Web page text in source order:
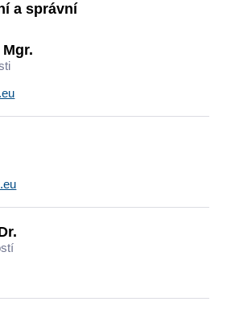
a správní